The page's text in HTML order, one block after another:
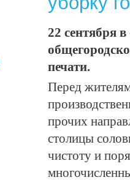
22 сентября
печати.
Перед
прочих
столицы
чистоту и